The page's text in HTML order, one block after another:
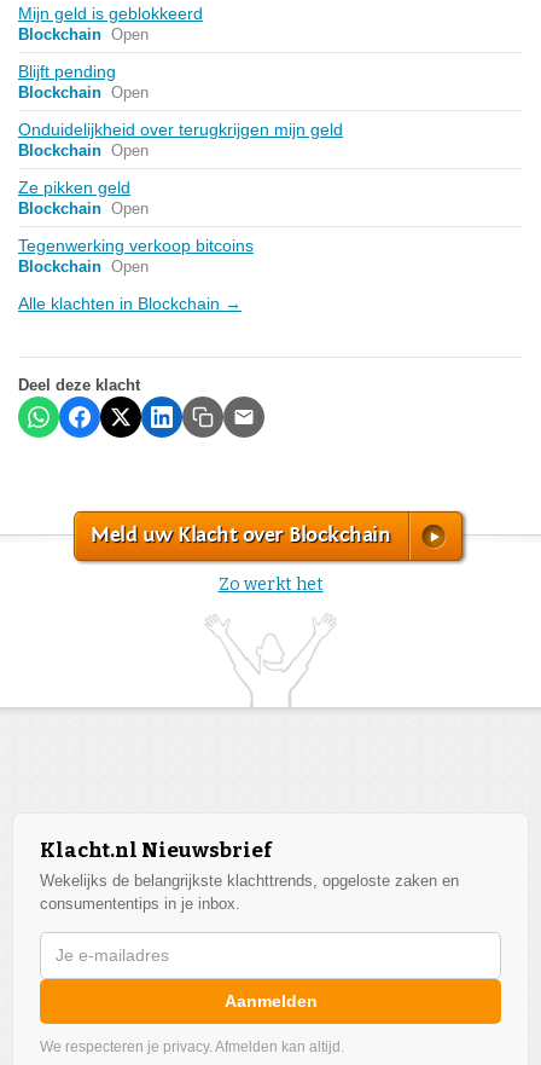
Mijn geld is geblokkeerd
Blockchain Open
Blijft pending
Blockchain Open
Onduidelijkheid over terugkrijgen mijn geld
Blockchain Open
Ze pikken geld
Blockchain Open
Tegenwerking verkoop bitcoins
Blockchain Open
Alle klachten in Blockchain →
Deel deze klacht
Meld uw Klacht over Blockchain
Zo werkt het
Klacht.nl Nieuwsbrief
Wekelijks de belangrijkste klachttrends, opgeloste zaken en
consumententips in je inbox.
Aanmelden
We respecteren je privacy. Afmelden kan altijd.